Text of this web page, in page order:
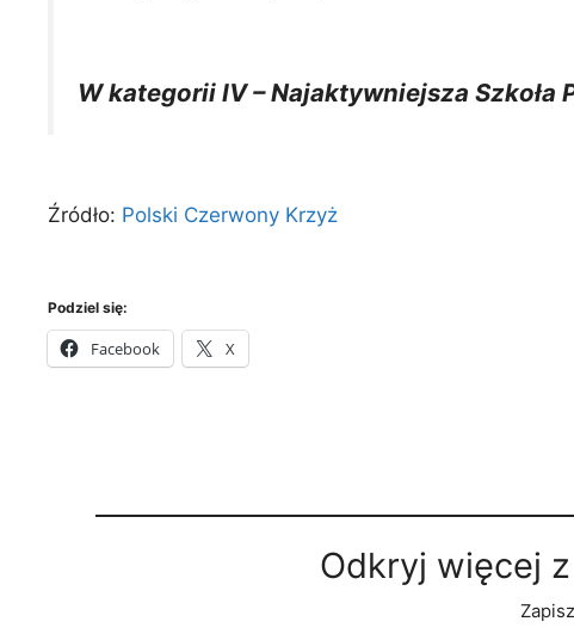
W kategorii IV – Najaktywniejsza Szkoła
Źródło: Polski Czerwony Krzyż
Podziel się:
Facebook X
Odkryj więcej